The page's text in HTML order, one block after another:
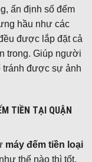
ấn định số đếm
hầu như các
được lắp đặt cả
trong. Giúp người
tránh được sự ảnh
TIỀN TẠI QUẬN
máy đếm tiền loại
thế nào thì tốt,